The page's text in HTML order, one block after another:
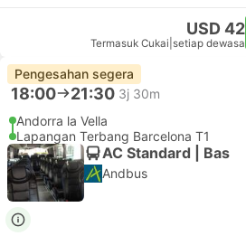
USD 42
Termasuk Cukai setiap dewasa
Pengesahan segera
18:00 21:30 3j 30m
Andorra la Vella
Lapangan Terbang Barcelona T1
AC Standard | Bas
Andbus